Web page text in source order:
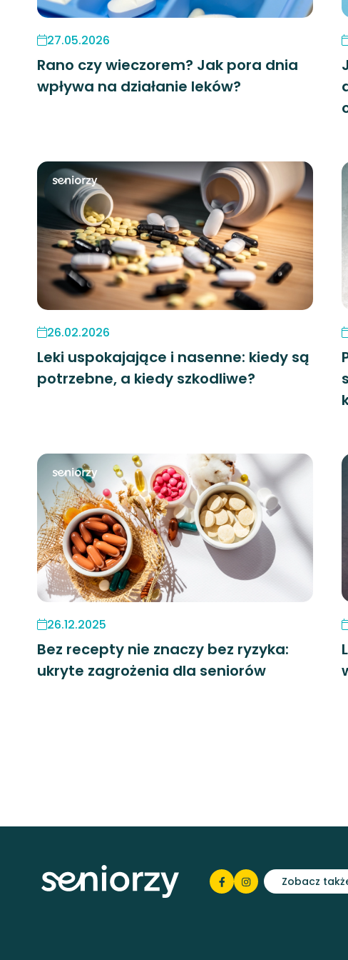
27.05.2026
Rano czy wieczorem? Jak pora dnia
wpływa na działanie leków?
26.02.2026
Leki uspokajające i nasenne: kiedy są
potrzebne, a kiedy szkodliwe?
26.12.2025
Bez recepty nie znaczy bez ryzyka:
ukryte zagrożenia dla seniorów
Zobacz